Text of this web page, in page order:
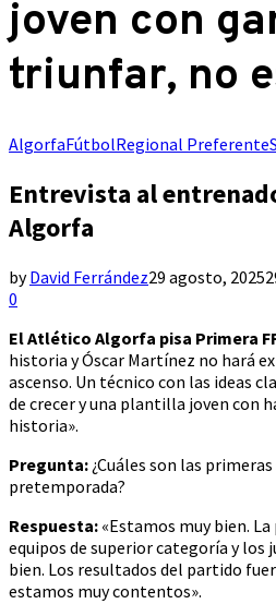
joven con
triunfar, no
AlgorfaFútbolRegional Preferente
Entrevista al
Algorfa
byDavid Ferrández29 agosto, 2025
0
El Atlético Algorfa pisa Primera
historia y Óscar Martínez no hará
ascenso. Un técnico con las ideas
de crecer y una plantilla joven con
historia».
Pregunta: ¿Cuáles son las
pretemporada?
Respuesta: «Estamos muy bien.
equipos de superior categoría y los
bien. Los resultados del partido
estamos muy contentos».